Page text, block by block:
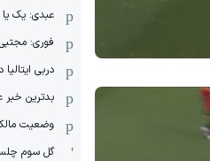
عبدی: یک یا
فوری:
دربی ایتالیا
بدترین
وضعیت
گل سوم